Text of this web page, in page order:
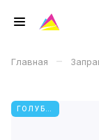
Главная –